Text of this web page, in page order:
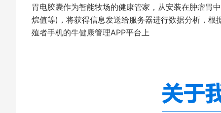
胃电胶囊作为智能牧场的健康管家，从安装在肿瘤胃
烷值等)，将获得信息发送给服务器进行数据分析，
殖者手机的牛健康管理APP平台上